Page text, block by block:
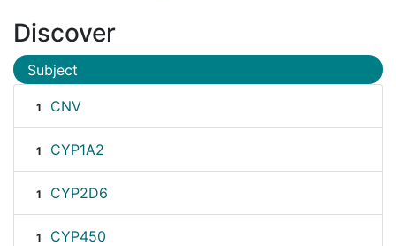
Discover
Subject
1 CNV
1 CYP1A2
1 CYP2D6
1 CYP450